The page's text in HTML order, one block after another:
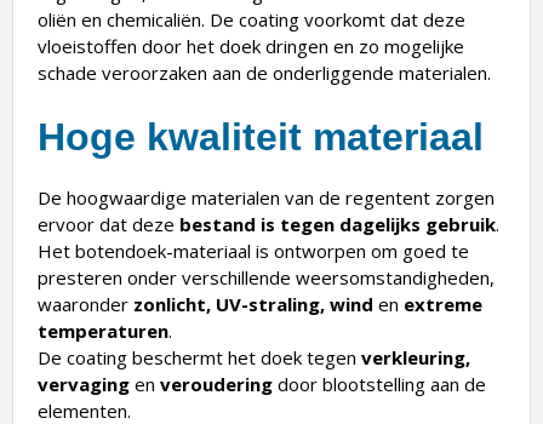
oliën en chemicaliën. De coating voorkomt dat deze
vloeistoffen door het doek dringen en zo mogelijke
schade veroorzaken aan de onderliggende materialen.
Hoge kwaliteit materiaal
De hoogwaardige materialen van de regentent zorgen
ervoor dat deze bestand is tegen dagelijks gebruik.
Het botendoek-materiaal is ontworpen om goed te
presteren onder verschillende weersomstandigheden,
waaronder zonlicht, UV-straling, wind en extreme
temperaturen.
De coating beschermt het doek tegen verkleuring,
vervaging en veroudering door blootstelling aan de
elementen.